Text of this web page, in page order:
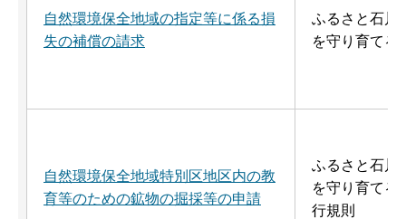
自然環境保全地域の指定等に係る損
失の補償の請求
ふるさと石川
を守り育てる
自然環境保全地域特別区地区内の教
育等のための鉱物の掘採等の申請
ふるさと石川
を守り育てる
行規則